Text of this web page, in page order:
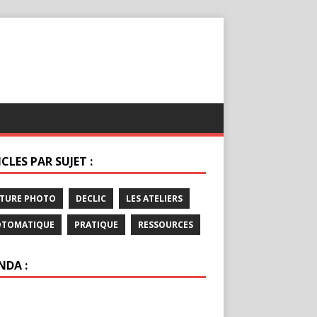
PAR SUJET :
PHOTO DECLIC LES ATELIERS
PRATIQUE RESSOURCES
: